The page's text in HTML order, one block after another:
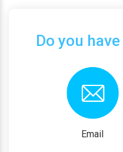
Do you
Email